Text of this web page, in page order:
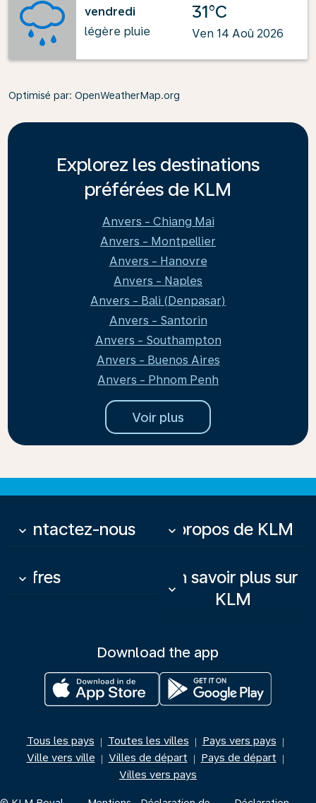
vendredi
légère pluie
31°C
Ven 14 Aoû 2026
Optimisé par: OpenWeatherMap.org
Explorez les destinations
préférées de KLM
Anvers - Chiang Mai
Anvers - Montpellier
Anvers - Hanovre
Anvers - Naples
Anvers - Bali (Denpasar)
Anvers - Santorin
Anvers - Southampton
Anvers - Buenos Aires
Anvers - Phnom Penh
Voir plus
Contactez-nous
keyboard_arrow_down À propos de KLM
keyboard_arrow_down
Offres
keyboard_arrow_down
En savoir plus sur
KLM
keyboard_arrow_down
Download the app
Tous les pays | Toutes les villes | Pays vers pays |
Ville vers ville | Villes de départ | Pays de départ |
Villes vers pays